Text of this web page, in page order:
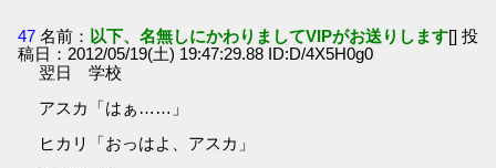
47 名前： 以下、名無しにかわりましてVIPがお送りします[] 投
稿日：2012/05/19(土) 19:47:29.88 ID:D/4X5H0g0
翌日 学校
アスカ「はぁ……」
ヒカリ「おっはよ、アスカ」